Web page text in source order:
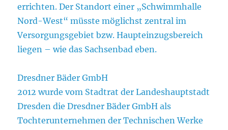
errichten. Der Standort einer „Schwimmhalle
Nord-West“ müsste möglichst zentral im
Versorgungsgebiet bzw. Haupteinzugsbereich
liegen – wie das Sachsenbad eben.
Dresdner Bäder GmbH
2012 wurde vom Stadtrat der Landeshauptstadt
Dresden die Dresdner Bäder GmbH als
Tochterunternehmen der Technischen Werke